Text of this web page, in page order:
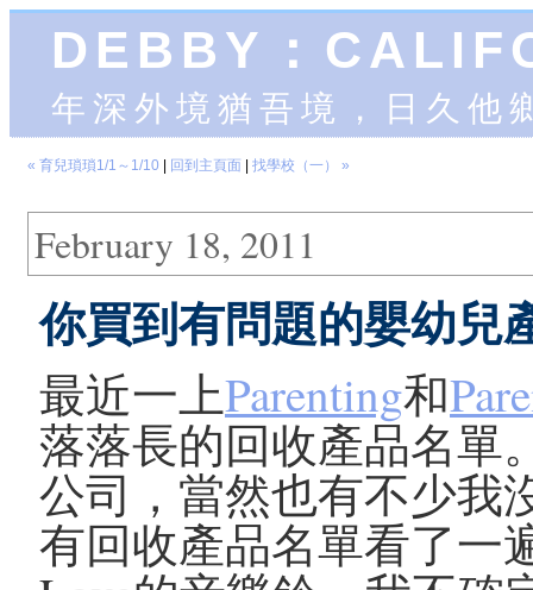
DEBBY：
年深外境猶吾境，日久
« 育兒瑣瑣1/1～1/10 回到主頁面 找學校（一） »
February 18, 2011
你買到有問題的嬰幼兒
最近一上Parenting和
落落長的回收產品名單
公司，當然也有不少我
有回收產品名單看了一